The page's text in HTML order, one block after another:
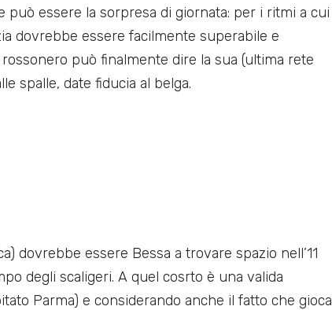
può essere la sorpresa di giornata: per i ritmi a cui
dovrebbe essere facilmente superabile e
rossonero può finalmente dire la sua (ultima rete
spalle, date fiducia al belga.
dovrebbe essere Bessa a trovare spazio nell’11
degli scaligeri. A quel cosrto è una valida
Parma) e considerando anche il fatto che gioca